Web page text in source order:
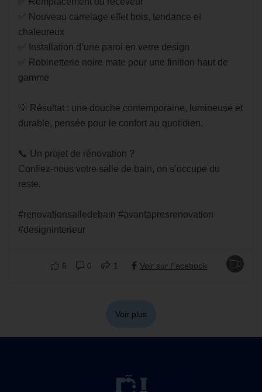
✅ Nouveau carrelage effet bois, tendance et
chaleureux
✅ Installation d’une paroi en verre design
✅ Robinetterie noire mate pour une finition haut de
gamme
💡 Résultat : une douche contemporaine, lumineuse et
durable, pensée pour le confort au quotidien.
📞 Un projet de rénovation ?
Confiez-nous votre salle de bain, on s’occupe du
reste.
#renovationsalledebain #avantapresrenovation
#designinterieur
6 0 1 Voir sur Facebook
Voir plus